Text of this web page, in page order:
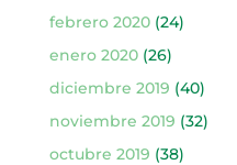
febrero 2020(24)
enero 2020(26)
diciembre 2019 (40)
noviembre 2019 (32)
octubre 2019 (38)